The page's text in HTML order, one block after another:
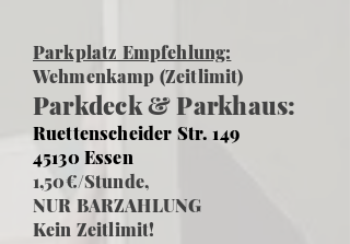
Parkplatz Empfehlung:
Wehmenkamp (Zeitlimit)
Parkdeck & Parkhaus:
Ruettenscheider Str. 149
45130 Essen
1,50€/Stunde,
NUR BARZAHLUNG
Kein Zeitlimit!